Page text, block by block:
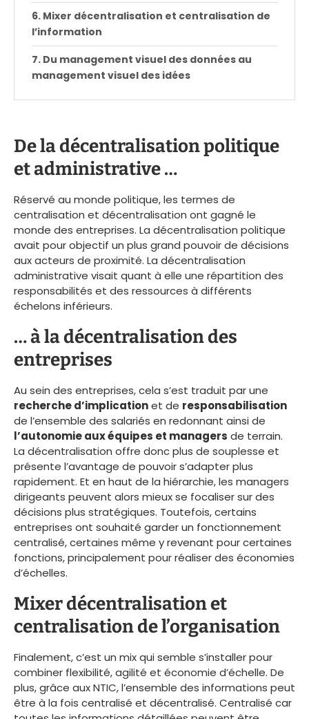
Mixer décentralisation et centralisation de
l’information
Du management visuel des données au
management visuel des idées
De la décentralisation politique
et administrative …
Réservé au monde politique, les termes de
centralisation et décentralisation ont gagné le
monde des entreprises. La décentralisation politique
avait pour objectif un plus grand pouvoir de décisions
aux acteurs de proximité. La décentralisation
administrative visait quant à elle une répartition des
responsabilités et des ressources à différents
échelons inférieurs.
… à la décentralisation des
entreprises
Au sein des entreprises, cela s’est traduit par une
recherche d’implicationet de responsabilisation
de l’ensemble des salariés en redonnant ainsi de
l’autonomie aux équipes et managers de terrain.
La décentralisation offre donc plus de souplesse et
présente l’avantage de pouvoir s’adapter plus
rapidement. Et en haut de la hiérarchie, les managers
dirigeants peuvent alors mieux se focaliser sur des
décisions plus stratégiques. Toutefois, certains
entreprises ont souhaité garder un fonctionnement
centralisé, certaines même y revenant pour certaines
fonctions, principalement pour réaliser des économies
d’échelles.
Mixer décentralisation et
centralisation de l’organisation
Finalement, c’est un mix qui semble s’installer pour
combiner flexibilité, agilité et économie d’échelle. De
plus, grâce aux NTIC, l’ensemble des informations peut
être à la fois centralisé et décentralisé. Centralisé car